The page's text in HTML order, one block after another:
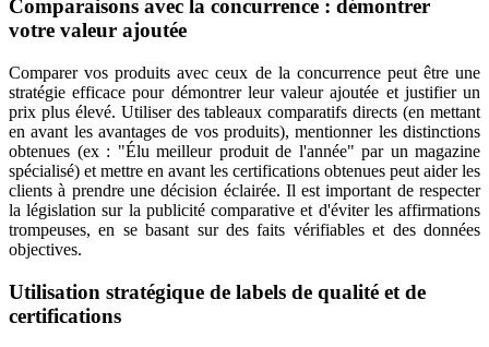
Comparaisons avec la concurrence : démontrer
votre valeur ajoutée
Comparer vos produits avec ceux de la concurrence peut être une
stratégie efficace pour démontrer leur valeur ajoutée et justifier un
prix plus élevé. Utiliser des tableaux comparatifs directs (en mettant
en avant les avantages de vos produits), mentionner les distinctions
obtenues (ex : "Élu meilleur produit de l'année" par un magazine
spécialisé) et mettre en avant les certifications obtenues peut aider les
clients à prendre une décision éclairée. Il est important de respecter
la législation sur la publicité comparative et d'éviter les affirmations
trompeuses, en se basant sur des faits vérifiables et des données
objectives.
Utilisation stratégique de labels de qualité et de
certifications